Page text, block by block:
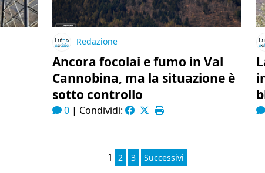
Redazione
Ancora focolai e fumo in Val
Cannobina, ma la situazione è
sotto controllo
0 | Condividi:
1 2 3 Successivi